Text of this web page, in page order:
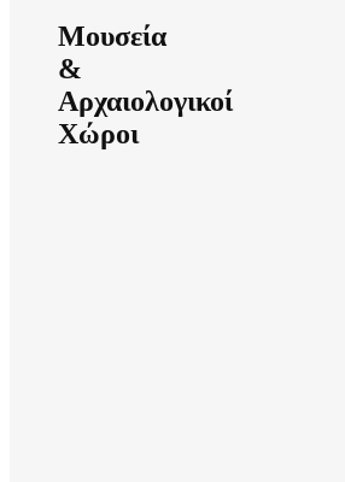
Μουσεία
&
Αρχαιολογικοί
Χώροι